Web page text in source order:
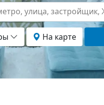
улица, застройщик,
На карте